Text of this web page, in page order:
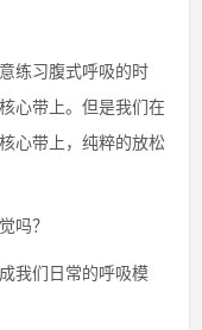
练习腹式呼吸的时
心带上。但是我们在
心带上，纯粹的放松
吗？
我们日常的呼吸模